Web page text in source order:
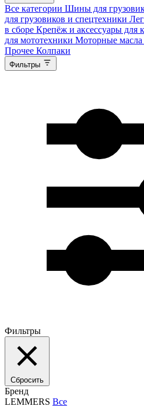
Все категории Шины для
для грузовиков и спецтехники
в сборе Крепёж и аксессуары для
для мототехники Моторные масла
Прочее Колпаки
Фильтры
Фильтры
Сбросить
Бренд
LEMMERS Все